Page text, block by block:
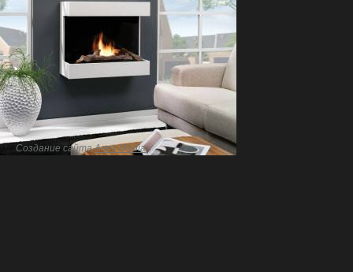
Создание сайтаArtex Media